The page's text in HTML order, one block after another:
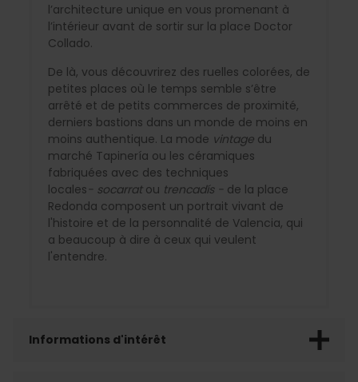
l’architecture unique en vous promenant à
l’intérieur avant de sortir sur la place Doctor
Collado.
De là, vous découvrirez des ruelles colorées, de
petites places où le temps semble s’être
arrêté et de petits commerces de proximité,
derniers bastions dans un monde de moins en
moins authentique. La mode vintage du
marché Tapinería ou les céramiques
fabriquées avec des techniques
locales - socarratou trencadís - de la place
Redonda composent un portrait vivant de
l'histoire et de la personnalité de Valencia, qui
a beaucoup à dire à ceux qui veulent
l'entendre.
Informations d'intérêt